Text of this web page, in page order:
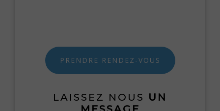
PRENDRE RENDEZ-VOUS
LAISSEZ NOUS UN